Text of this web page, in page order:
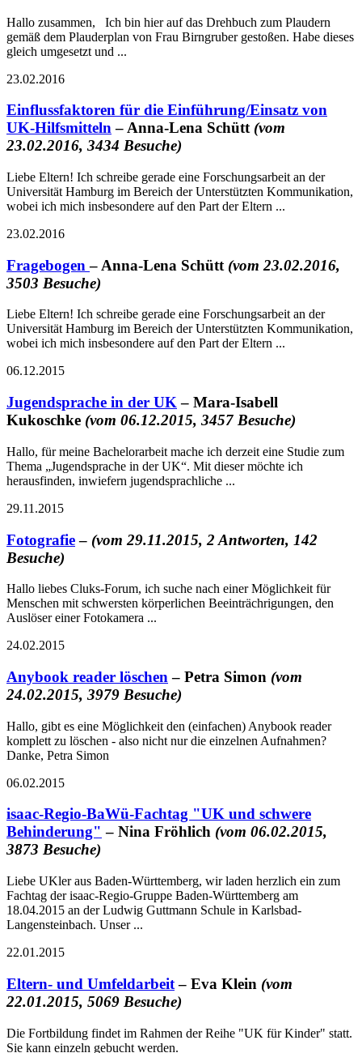
Hallo zusammen, Ich bin hier auf das Drehbuch zum Plaudern
gemäß dem Plauderplan von Frau Birngruber gestoßen. Habe dieses
gleich umgesetzt und ...
23.02.2016
Einflussfaktoren für die Einführung/Einsatz von
UK-Hilfsmitteln– Anna-Lena Schütt (vom
23.02.2016, 3434 Besuche)
Liebe Eltern! Ich schreibe gerade eine Forschungsarbeit an der
Universität Hamburg im Bereich der Unterstützten Kommunikation,
wobei ich mich insbesondere auf den Part der Eltern ...
23.02.2016
Fragebogen– Anna-Lena Schütt (vom 23.02.2016,
3503 Besuche)
Liebe Eltern! Ich schreibe gerade eine Forschungsarbeit an der
Universität Hamburg im Bereich der Unterstützten Kommunikation,
wobei ich mich insbesondere auf den Part der Eltern ...
06.12.2015
Jugendsprache in der UK – Mara-Isabell
Kukoschke (vom 06.12.2015, 3457 Besuche)
Hallo, für meine Bachelorarbeit mache ich derzeit eine Studie zum
Thema „Jugendsprache in der UK“. Mit dieser möchte ich
herausfinden, inwiefern jugendsprachliche ...
29.11.2015
Fotografie– (vom 29.11.2015, 2 Antworten, 142
Besuche)
Hallo liebes Cluks-Forum, ich suche nach einer Möglichkeit für
Menschen mit schwersten körperlichen Beeinträchrigungen, den
Auslöser einer Fotokamera ...
24.02.2015
Anybook reader löschen – Petra Simon (vom
24.02.2015, 3979 Besuche)
Hallo, gibt es eine Möglichkeit den (einfachen) Anybook reader
komplett zu löschen - also nicht nur die einzelnen Aufnahmen?
Danke, Petra Simon
06.02.2015
isaac-Regio-BaWü-Fachtag "UK und schwere
Behinderung" – Nina Fröhlich (vom 06.02.2015,
3873 Besuche)
Liebe UKler aus Baden-Württemberg, wir laden herzlich ein zum
Fachtag der isaac-Regio-Gruppe Baden-Württemberg am
18.04.2015 an der Ludwig Guttmann Schule in Karlsbad-
Langensteinbach. Unser ...
22.01.2015
Eltern- und Umfeldarbeit– Eva Klein (vom
22.01.2015, 5069 Besuche)
Die Fortbildung findet im Rahmen der Reihe "UK für Kinder" statt.
Sie kann einzeln gebucht werden.